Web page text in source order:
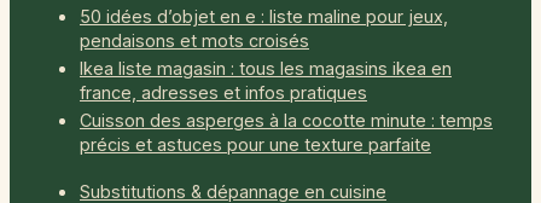
50 idées d’objet en e : liste maline pour jeux,
pendaisons et mots croisés
Ikea liste magasin : tous les magasins ikea en
france, adresses et infos pratiques
Cuisson des asperges à la cocotte minute : temps
précis et astuces pour une texture parfaite
Substitutions & dépannage en cuisine